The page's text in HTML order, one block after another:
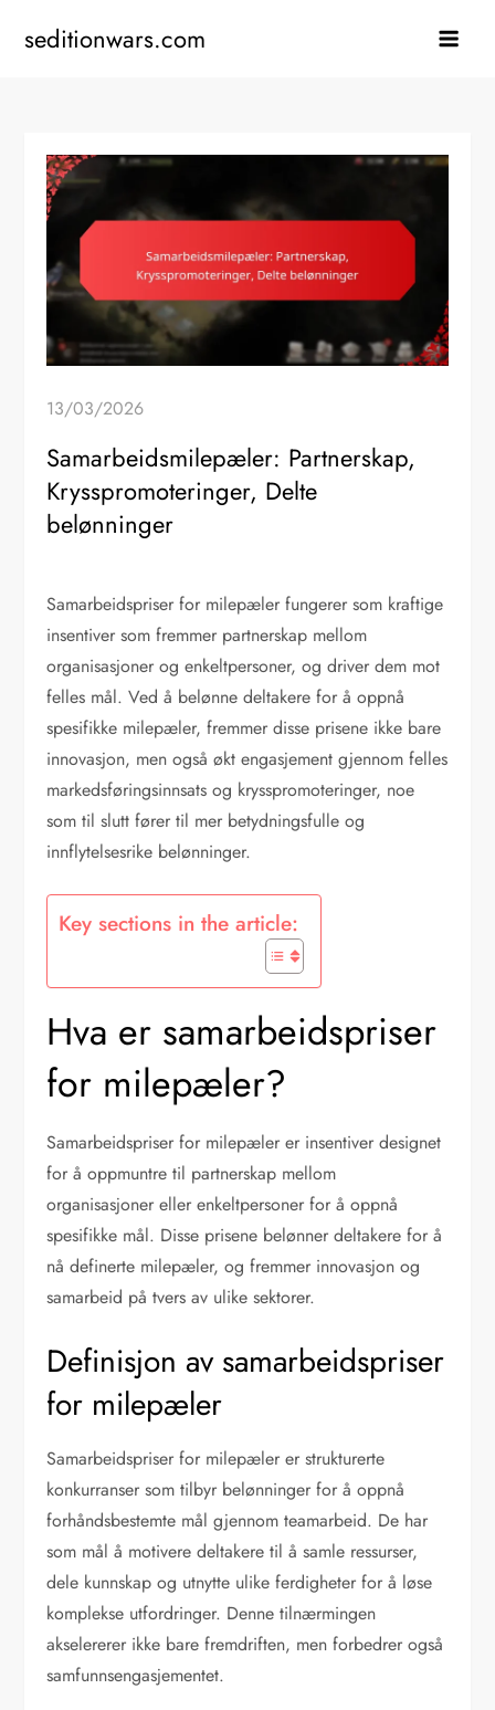
seditionwars.com
13/03/2026
Samarbeidsmilepæler: Partnerskap,
Krysspromoteringer, Delte
belønninger
Samarbeidspriser for milepæler fungerer som kraftige
insentiver som fremmer partnerskap mellom
organisasjoner og enkeltpersoner, og driver dem mot
felles mål. Ved å belønne deltakere for å oppnå
spesifikke milepæler, fremmer disse prisene ikke bare
innovasjon, men også økt engasjement gjennom felles
markedsføringsinnsats og krysspromoteringer, noe
som til slutt fører til mer betydningsfulle og
innflytelsesrike belønninger.
Key sections in the article:
Hva er samarbeidspriser
for milepæler?
Samarbeidspriser for milepæler er insentiver designet
for å oppmuntre til partnerskap mellom
organisasjoner eller enkeltpersoner for å oppnå
spesifikke mål. Disse prisene belønner deltakere for å
nå definerte milepæler, og fremmer innovasjon og
samarbeid på tvers av ulike sektorer.
Definisjon av samarbeidspriser
for milepæler
Samarbeidspriser for milepæler er strukturerte
konkurranser som tilbyr belønninger for å oppnå
forhåndsbestemte mål gjennom teamarbeid. De har
som mål å motivere deltakere til å samle ressurser,
dele kunnskap og utnytte ulike ferdigheter for å løse
komplekse utfordringer. Denne tilnærmingen
akselererer ikke bare fremdriften, men forbedrer også
samfunnsengasjementet.